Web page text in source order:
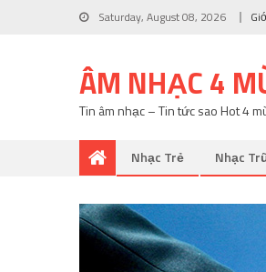
Saturday, August 08, 2026
ÂM NHẠC 4
Tin âm nhạc – Tin tức sao Hot 4
Nhạc Trẻ Nhạc